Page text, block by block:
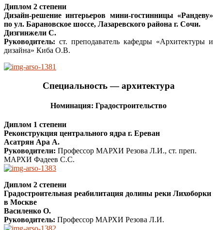
Диплом 2 степени
Дизайн-решение интерьеров мини-гостинницы «Рандеву»
по ул. Барановское шоссе, Лазаревского района г. Сочи.
Дизгинжели С.
Руководитель: ст. преподаватель кафедры «Архитектуры и
дизайна» Киба О.В.
Специальность — архитектура
Номинация: Градостроительство
Диплом 1 степени
Реконструкция центрального ядра г. Ереван
Асатрян Ара А.
Руководители: Профессор МАРХИ Резова Л.И., ст. преп.
МАРХИ Фадеев С.С.
Диплом 2 степени
Градостроительная реабилитация долины реки Лихоборки
в Москве
Василенко О.
Руководитель: Профессор МАРХИ Резова Л.И.